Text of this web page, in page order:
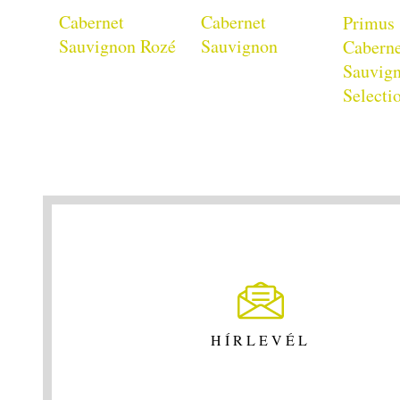
Cabernet
Sauvignon Rozé
Cabernet
Sauvignon
Primus
HÍRLEVÉL